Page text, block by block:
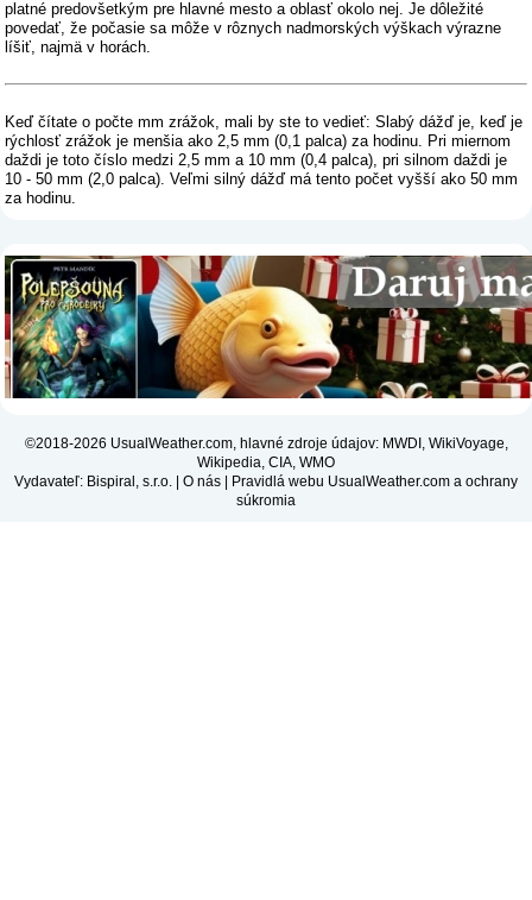
platné predovšetkým pre hlavné mesto a oblasť okolo nej. Je dôležité
povedať, že počasie sa môže v rôznych nadmorských výškach výrazne
líšiť, najmä v horách.
Keď čítate o počte mm zrážok, mali by ste to vedieť: Slabý dážď je, keď je
rýchlosť zrážok je menšia ako 2,5 mm (0,1 palca) za hodinu. Pri miernom
daždi je toto číslo medzi 2,5 mm a 10 mm (0,4 palca), pri silnom daždi je
10 - 50 mm (2,0 palca). Veľmi silný dážď má tento počet vyšší ako 50 mm
za hodinu.
©2018-2026 UsualWeather.com, hlavné zdroje údajov: MWDI, WikiVoyage,
Wikipedia, CIA, WMO
Vydavateľ: Bispiral, s.r.o. | O nás | Pravidlá webu UsualWeather.com a ochrany
súkromia